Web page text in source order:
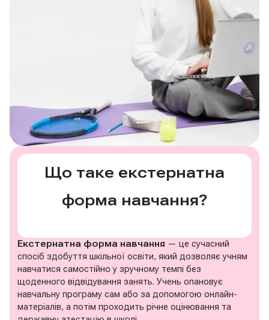
Що таке екстернатна
форма навчання?
Екстернатна форма навчання — це сучасний
спосіб здобуття шкільної освіти, який дозволяє учням
навчатися самостійно у зручному темпі без
щоденного відвідування занять. Учень опановує
навчальну програму сам або за допомогою онлайн-
матеріалів, а потім проходить річне оцінювання та